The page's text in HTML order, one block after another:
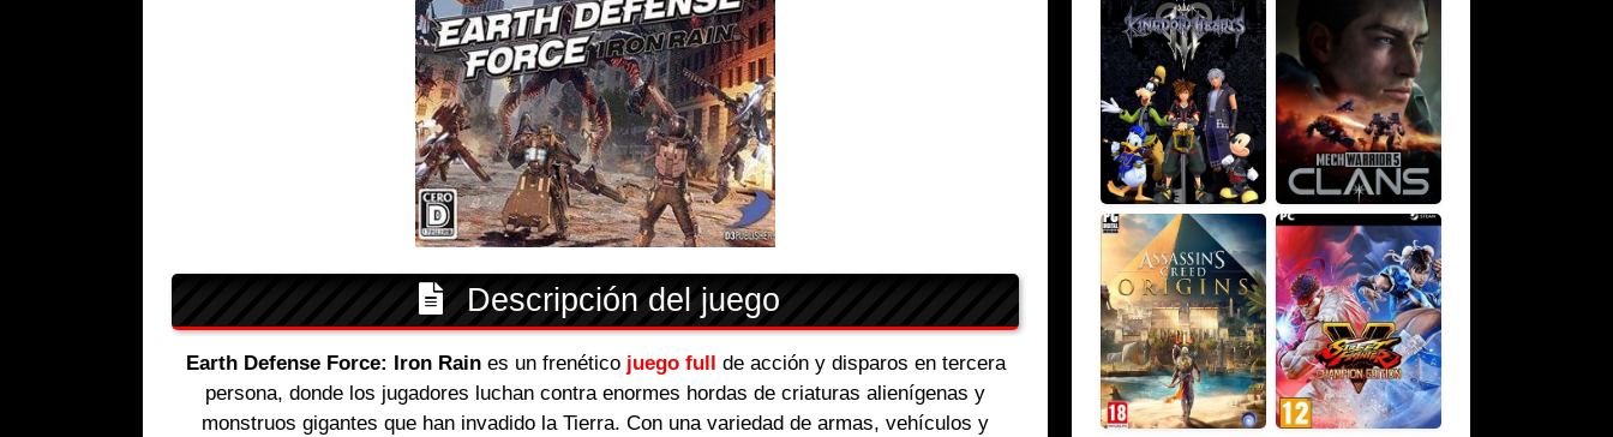
Descripción del juego
Earth Defense Force: Iron Raines un frenético juego full de acción y disparos en tercera
persona, donde los jugadores luchan contra enormes hordas de criaturas alienígenas y
monstruos gigantes que han invadido la Tierra. Con una variedad de armas, vehículos y